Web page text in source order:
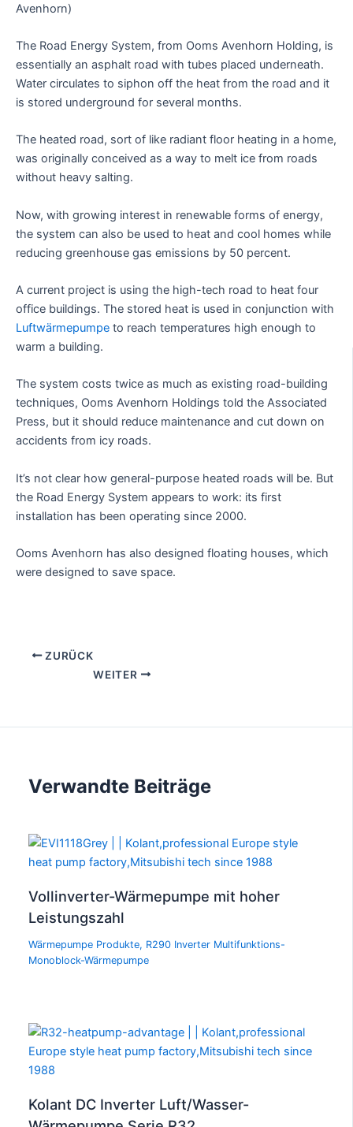
Avenhorn)
The Road Energy System, from Ooms Avenhorn Holding, is
essentially an asphalt road with tubes placed underneath.
Water circulates to siphon off the heat from the road and it
is stored underground for several months.
The heated road, sort of like radiant floor heating in a home,
was originally conceived as a way to melt ice from roads
without heavy salting.
Now, with growing interest in renewable forms of energy,
the system can also be used to heat and cool homes while
reducing greenhouse gas emissions by 50 percent.
A current project is using the high-tech road to heat four
office buildings. The stored heat is used in conjunction with
Luftwärmepumpe to reach temperatures high enough to
warm a building.
The system costs twice as much as existing road-building
techniques, Ooms Avenhorn Holdings told the Associated
Press, but it should reduce maintenance and cut down on
accidents from icy roads.
It’s not clear how general-purpose heated roads will be. But
the Road Energy System appears to work: its first
installation has been operating since 2000.
Ooms Avenhorn has also designed floating houses, which
were designed to save space.
ZURÜCK
WEITER
Verwandte Beiträge
Vollinverter-Wärmepumpe mit hoher
Leistungszahl
Wärmepumpe Produkte, R290 Inverter Multifunktions-
Monoblock-Wärmepumpe
Kolant DC Inverter Luft/Wasser-